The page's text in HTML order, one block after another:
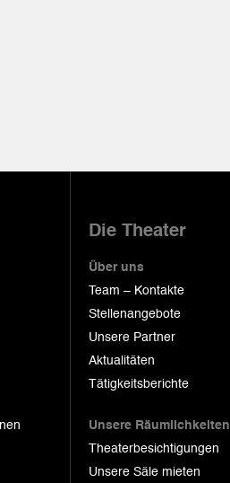
Die Theater
Über uns
Team – Kontakte
Stellenangebote
Unsere Partner
Aktualitäten
Tätigkeitsberichte
Unsere Räumlichkeiten
Theaterbesichtigungen
Unsere Säle mieten